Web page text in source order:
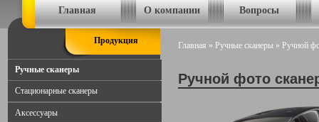
Главная О компании Вопросы
Главная » Ручные сканеры » Ручной
Ручной фото
Продукция
Ручные сканеры
Стационарные сканеры
Аксессуары